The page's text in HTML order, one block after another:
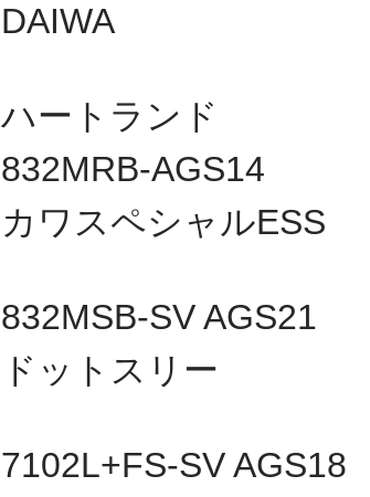
DAIWA
ハートランド
832MRB-AGS14
カワスペシャルESS
832MSB-SV AGS21
ドットスリー
7102L+FS-SV AGS18